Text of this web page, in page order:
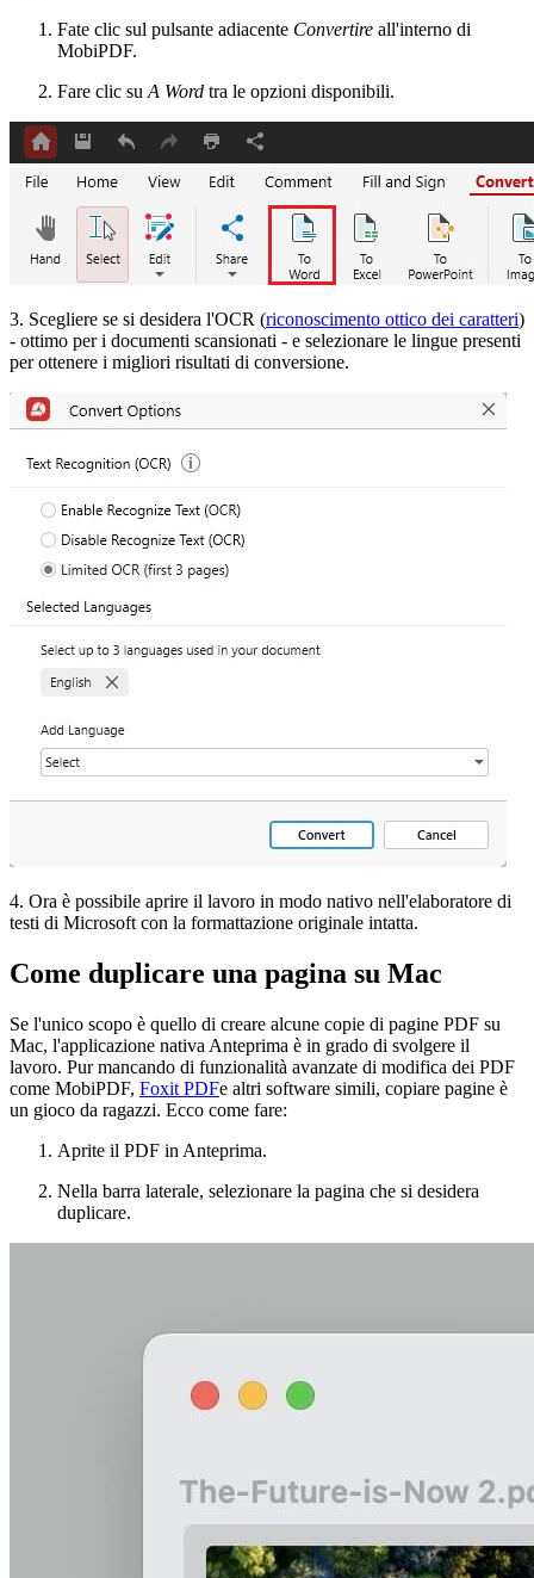
Fate clic sul pulsante adiacente Convertire all'interno di
MobiPDF.
Fare clic su A Word tra le opzioni disponibili.
3. Scegliere se si desidera l'OCR (riconoscimento ottico dei caratteri)
- ottimo per i documenti scansionati - e selezionare le lingue presenti
per ottenere i migliori risultati di conversione.
4. Ora è possibile aprire il lavoro in modo nativo nell'elaboratore di
testi di Microsoft con la formattazione originale intatta.
Come duplicare una pagina su Mac
Se l'unico scopo è quello di creare alcune copie di pagine PDF su
Mac, l'applicazione nativa Anteprima è in grado di svolgere il
lavoro. Pur mancando di funzionalità avanzate di modifica dei PDF
come MobiPDF, Foxit PDFe altri software simili, copiare pagine è
un gioco da ragazzi. Ecco come fare:
Aprite il PDF in Anteprima.
Nella barra laterale, selezionare la pagina che si desidera
duplicare.